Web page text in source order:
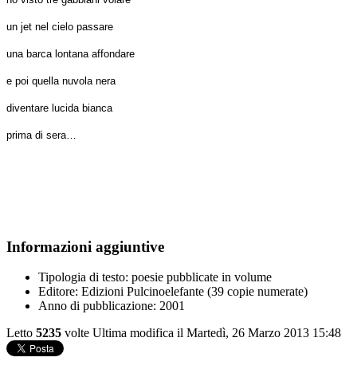
un jet nel cielo passare
una barca lontana affondare
e poi quella nuvola nera
diventare lucida bianca
prima di sera…
Informazioni aggiuntive
Tipologia di testo: poesie pubblicate in volume
Editore: Edizioni Pulcinoelefante (39 copie numerate)
Anno di pubblicazione: 2001
Letto 5235 volte Ultima modifica il Martedì, 26 Marzo 2013 15:48